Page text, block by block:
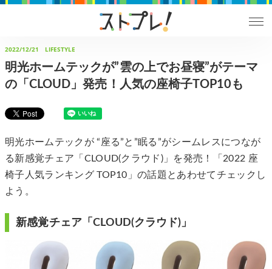
2022/12/21 LIFESTYLE
明光ホームテックが”雲の上でお昼寝”がテーマ
の「CLOUD」発売！人気の座椅子TOP10も
明光ホームテックが “座る”と”眠る”がシームレスにつなが
る新感覚チェア「CLOUD(クラウド)」を発売！「2022 座
椅子人気ランキング TOP10」の話題とあわせてチェックし
よう。
新感覚チェア「CLOUD(クラウド)」